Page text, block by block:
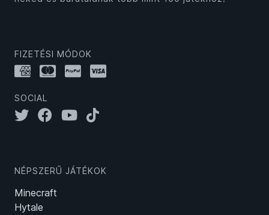
FIZETÉSI MÓDOK
SOCIAL
NÉPSZERŰ JÁTÉKOK
Minecraft
Hytale